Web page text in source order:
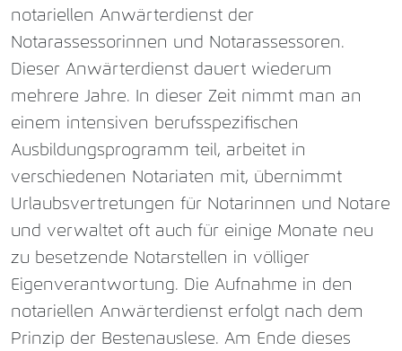
notariellen Anwärterdienst der
Notarassessorinnen und Notarassessoren.
Dieser Anwärterdienst dauert wiederum
mehrere Jahre. In dieser Zeit nimmt man an
einem intensiven berufsspezifischen
Ausbildungsprogramm teil, arbeitet in
verschiedenen Notariaten mit, übernimmt
Urlaubsvertretungen für Notarinnen und Notare
und verwaltet oft auch für einige Monate neu
zu besetzende Notarstellen in völliger
Eigenverantwortung. Die Aufnahme in den
notariellen Anwärterdienst erfolgt nach dem
Prinzip der Bestenauslese. Am Ende dieses